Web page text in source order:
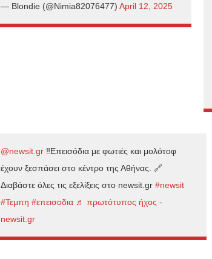
— Blondie (@Nimia82076477) April 12, 2025
@newsit.gr ‼️Επεισόδια με φωτιές και μολότοφ
έχουν ξεσπάσει στο κέντρο της Αθήνας. 🔗
Διαβάστε όλες τις εξελίξεις στο newsit.gr #newsit
#Τεμπη #επεισοδια ♬ πρωτότυπος ήχος -
newsit.gr